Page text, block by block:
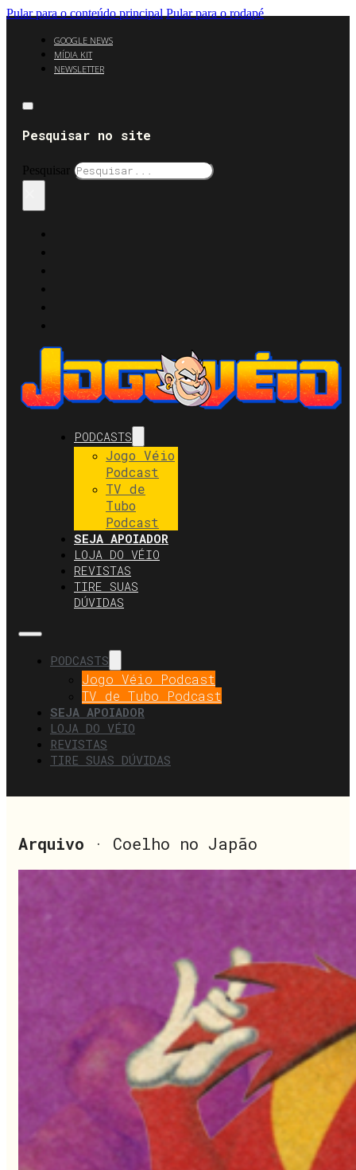
Pular para o conteúdo principal Pular para o rodapé
GOOGLE NEWS
MÍDIA KIT
NEWSLETTER
Pesquisar no site
Pesquisar
PODCASTS
Jogo Véio
Podcast
TV de
Tubo
Podcast
SEJA APOIADOR
LOJA DO VÉIO
REVISTAS
TIRE SUAS
DÚVIDAS
PODCASTS
Jogo Véio Podcast
TV de Tubo Podcast
SEJA APOIADOR
LOJA DO VÉIO
REVISTAS
TIRE SUAS DÚVIDAS
Arquivo · Coelho no Japão